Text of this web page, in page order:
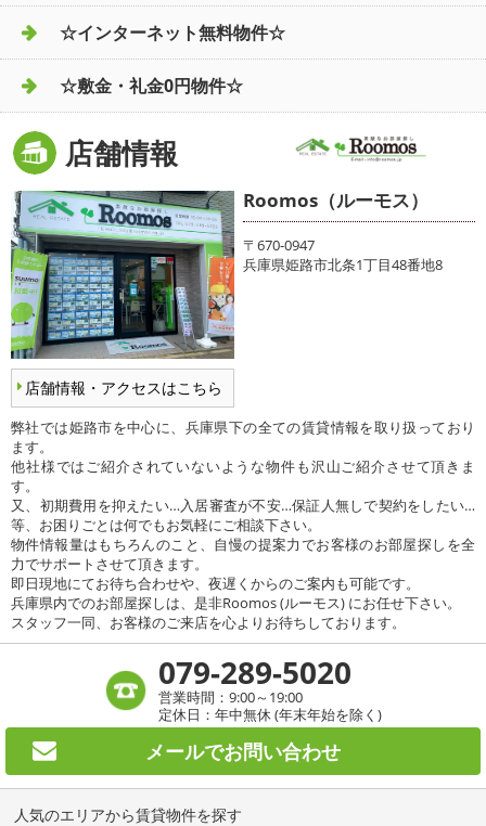
☆インターネット無料物件☆
☆敷金・礼金0円物件☆
店舗情報
店舗情報・アクセスはこちら
Roomos（ルーモス）
〒670-0947
兵庫県姫路市北条1丁目48番地8
弊社では姫路市を中心に、兵庫県下の全ての賃貸情報を取り扱っており
ます。
他社様ではご紹介されていないような物件も沢山ご紹介させて頂きま
す。
又、初期費用を抑えたい…入居審査が不安…保証人無しで契約をしたい…
等、お困りごとは何でもお気軽にご相談下さい。
物件情報量はもちろんのこと、自慢の提案力でお客様のお部屋探しを全
力でサポートさせて頂きます。
即日現地にてお待ち合わせや、夜遅くからのご案内も可能です。
兵庫県内でのお部屋探しは、是非Roomos (ルーモス) にお任せ下さい。
スタッフ一同、お客様のご来店を心よりお待ちしております。
079-289-5020
営業時間：9:00～19:00
定休日：年中無休 (年末年始を除く)
メールでお問い合わせ
人気のエリアから賃貸物件を探す